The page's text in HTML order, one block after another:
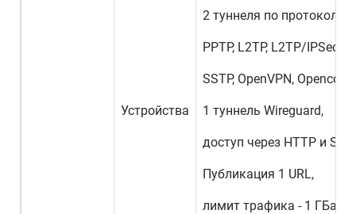
Устройства
2 туннеля по
PPTP, L2TP, L2TP/IPSec,
SSTP, OpenVPN,
1 туннель Wireguard,
доступ через HTTP и
Публикация 1 URL,
лимит трафика - 1 ГБайт